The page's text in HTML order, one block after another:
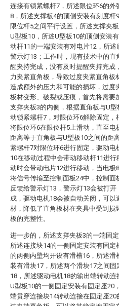
连接有锁紧螺杆7，所述限位环6的外
8，所述支撑板4的顶侧安装有刻度杆
限位杆5之间平行设置，所述支撑夹
U型板10，所述U型板10的顶侧安装
动杆11的一端安装有对电片12，所述
警示灯13；工作时，现有技术中的直
醒夹持完成，没有及时提醒夹持完成
力夹紧直角板，导致过度夹紧直角板
造成额外的压力和可能的损坏，过度
板材变形、破裂或压痕，首先将需要
支撑夹板3的内侧，根据直角板与U
动锁紧螺杆7，对限位环6解除固定，
将限位环6在限位杆5上滑动，直至电
距离等于直角板与U型板10之间的距
紧螺杆7对限位环6进行固定，驱动电
10在移动过程中会带动移动杆11进
动时会带动电片12进行移动，当电极
将信号传输至控制面板24中，控制面
反馈给警示灯13，警示灯13会被打
成，驱动电机18会被自动关闭，可以
材，降低了直角板材在夹具中受到损
板的完整性。
进一步的，所述支撑夹板3的一端固
所述连接块14的一侧固定安装有固定
的两侧内壁均开设有滑槽16，所述滑
装有滑块17，所述两个滑块17之间固
18，所述驱动电机18的输出端转动连
U型板10的一侧固定安装有固定座20
端贯穿连接块14转动连接在固定座20